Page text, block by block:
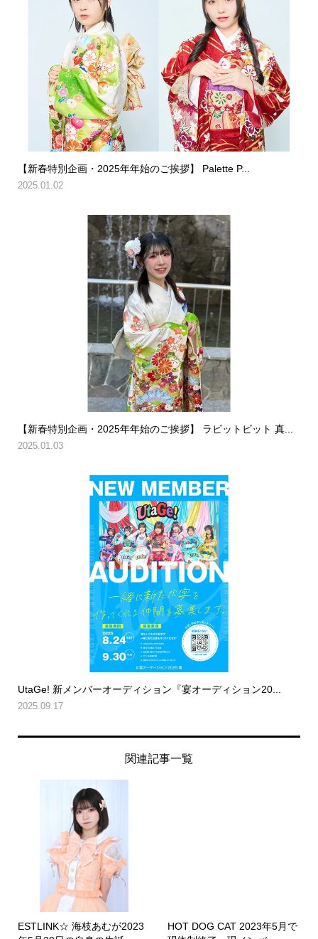
【新春特別企画・2025年年始のご挨拶】 Palette P...
2025.01.02
【新春特別企画・2025年年始のご挨拶】 ラビットビット 真...
2025.01.03
UtaGe! 新メンバーオーディション『宴オーディション20...
2025.09.17
関連記事一覧
ESTLINK☆ 海枝あむが2023
HOT DOG CAT 2023年5月で